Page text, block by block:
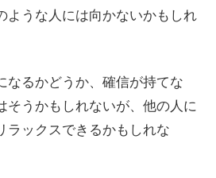
ような人には向かないかもしれ
なるかどうか、確信が持てな
そうかもしれないが、他の人に
ラックスできるかもしれな